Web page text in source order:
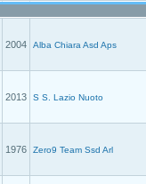
2004 Alba Chiara Asd Aps
2013 S S. Lazio Nuoto
1976 Zero9 Team Ssd Arl